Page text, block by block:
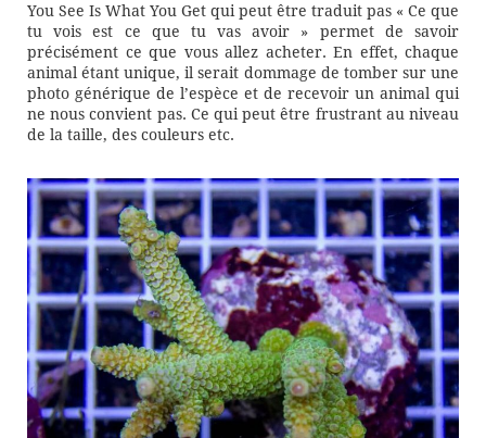
You See Is What You Get qui peut être traduit pas « Ce que
tu vois est ce que tu vas avoir » permet de savoir
précisément ce que vous allez acheter. En effet, chaque
animal étant unique, il serait dommage de tomber sur une
photo générique de l’espèce et de recevoir un animal qui
ne nous convient pas. Ce qui peut être frustrant au niveau
de la taille, des couleurs etc.